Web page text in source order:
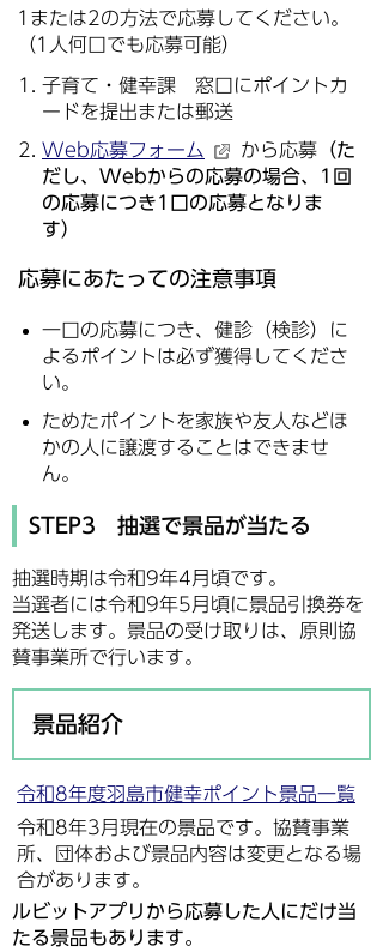
1または2の方法で応募してください。
（1人何口でも応募可能）
子育て・健幸課 窓口にポイントカ
ードを提出または郵送
Web応募フォーム
から応募 （た
だし、Webからの応募の場合、1回
の応募につき1口の応募となりま
す）
応募にあたっての注意事項
一口の応募につき、健診（検診）に
よるポイントは必ず獲得してくださ
い。
ためたポイントを家族や友人などほ
かの人に譲渡することはできませ
ん。
STEP3 抽選で景品が当たる
抽選時期は令和9年4月頃です。
当選者には令和9年5月頃に景品引換券を
発送します。景品の受け取りは、原則協
賛事業所で行います。
景品紹介
令和8年度羽島市健幸ポイント景品一覧
令和8年3月現在の景品です。協賛事業
所、団体および景品内容は変更となる場
合があります。
ルビットアプリから応募した人にだけ当
たる景品もあります。